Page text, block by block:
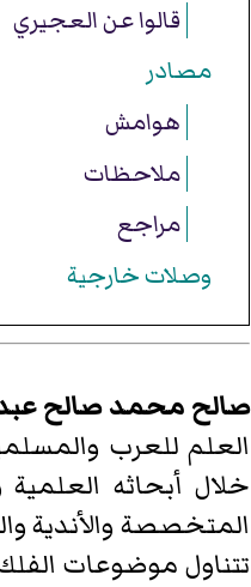
قالوا عن العجيري
مصادر
هوامش
ملاحظات
مراجع
وصلات خارجية
صالح محمد صالح عبد
العلم للعرب
خلال أبحاثه
المتخصصة والأندية
تتناول موضوعات